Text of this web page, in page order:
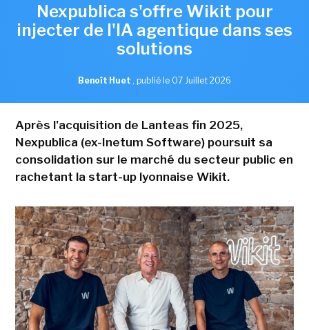
Nexpublica s'offre Wikit pour
injecter de l'IA agentique dans ses
solutions
Benoît Huet , publié le 07 Juillet 2026
Après l'acquisition de Lanteas fin 2025,
Nexpublica (ex-Inetum Software) poursuit sa
consolidation sur le marché du secteur public en
rachetant la start-up lyonnaise Wikit.